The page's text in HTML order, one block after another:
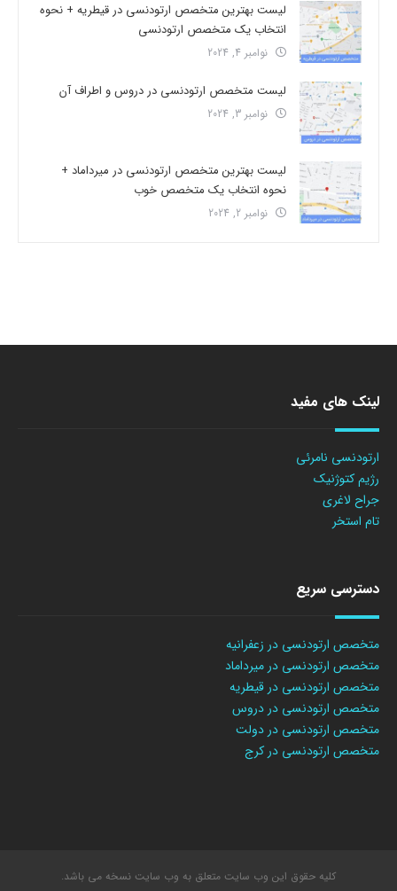
لیست بهترین متخصص ارتودنسی در قیطریه + نحوه
انتخاب یک متخصص ارتودنسی
نوامبر 4, 2024
لیست متخصص ارتودنسی در دروس و اطراف آن
نوامبر 3, 2024
لیست بهترین متخصص ارتودنسی در میرداماد +
نحوه انتخاب یک متخصص خوب
نوامبر 2, 2024
لینک های مفید
ارتودنسی نامرئی
رژیم کتوژنیک
جراح لاغری
تام استخر
دسترسی سریع
متخصص ارتودنسی در زعفرانیه
متخصص ارتودنسی در میرداماد
متخصص ارتودنسی در قیطریه
متخصص ارتودنسی در دروس
متخصص ارتودنسی در دولت
متخصص ارتودنسی در کرج
کلیه حقوق این وب سایت متعلق به وب سایت نسخه می باشد.